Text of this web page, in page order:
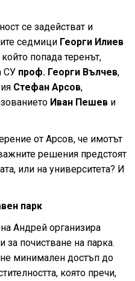
се задействат и
седмици Георги Илиев
попада теренът,
СУ проф. Георги Вълчев,
Стефан Арсов,
Иван Пешев и
от Арсов, че имотът
решения предстоят
или на университета? И
парк
Андрей организира
за почистване на парка.
минимален достъп до
която пречи,